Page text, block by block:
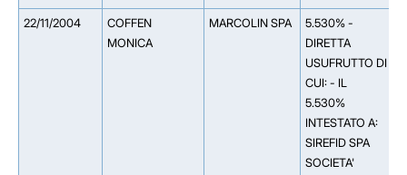
22/11/2004
COFFEN
MONICA
MARCOLIN SPA
5.530% -
DIRETTA
USUFRUTTO DI
CUI: - IL
5.530%
INTESTATO A:
SIREFID SPA
SOCIETA'